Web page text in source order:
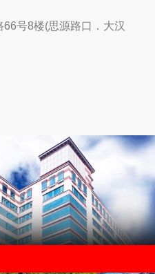
号8楼(思源路口．大汉